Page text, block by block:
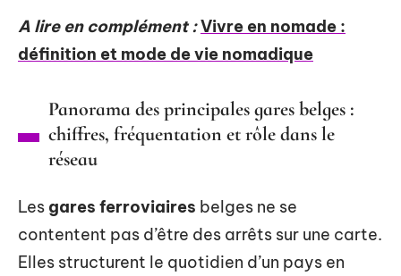
A lire en complément :Vivre en nomade :
définition et mode de vie nomadique
Panorama des principales gares belges :
chiffres, fréquentation et rôle dans le
réseau
Les gares ferroviaires belges ne se
contentent pas d’être des arrêts sur une carte.
Elles structurent le quotidien d’un pays en